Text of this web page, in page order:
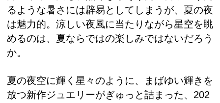
るような暑さには辟易としてしまうが、夏の夜
は魅力的。涼しい夜風に当たりながら星空を眺
めるのは、夏ならではの楽しみではないだろう
か。
夏の夜空に輝く星々のように、まばゆい輝きを
放つ新作ジュエリーがぎゅっと詰まった、202